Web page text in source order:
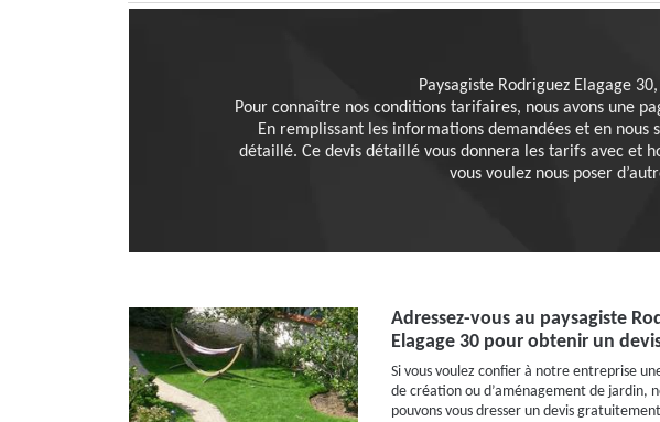
Paysagiste Rodriguez Elagage
Pour connaître nos conditions tarifaires, nous avons une
En remplissant les informations demandées et en
détaillé. Ce devis détaillé vous donnera les tarifs avec et
vous voulez nous poser
Adressez-vous au paysagiste
Elagage 30 pour obtenir un
Si vous voulez confier à notre entreprise
de création ou d’aménagement de jardin,
pouvons vous dresser un devis